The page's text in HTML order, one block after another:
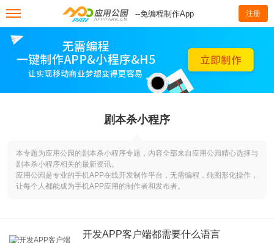
--免编程制作App 注册
剧本杀小程序
本专题为应用公园的剧本杀小程序专题，内容全部来自应用公园精心选择与
剧本杀小程序相关的最新资讯。
应用公园是专业的手机APP在线开发制作平台，无需编程，纯图形化操作，
让每个人都能成为手机APP应用的制作者和发布者。
开发APP客户端都需要什么语言